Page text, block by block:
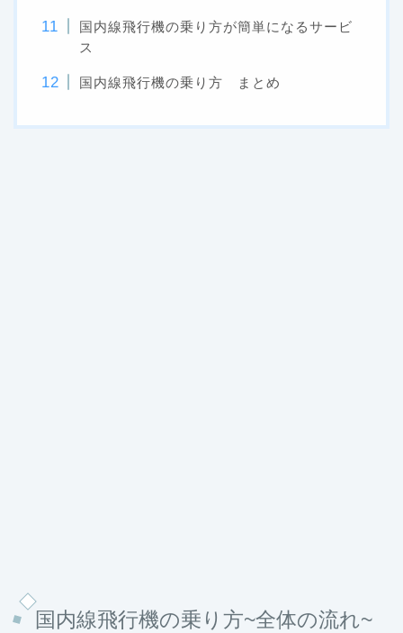
国内線飛行機の乗り方が簡単になるサービ
ス
国内線飛行機の乗り方 まとめ
国内線飛行機の乗り方~全体の流れ~